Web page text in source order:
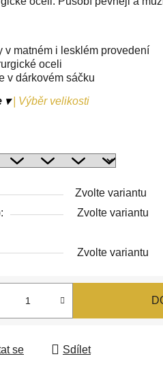
v matném i lesklém provedení
oceli
v dárkovém sáčku
▾
Výběr velikosti
Zvolte variantu
Zvolte variantu
Zvolte variantu
se Sdílet